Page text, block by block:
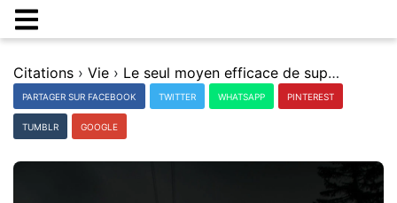
Citations › Vie › Le seul moyen efficace de supporter la vie, c'est d'oublier la vie.
PARTAGER SUR FACEBOOK TWITTER WHATSAPP PINTEREST
TUMBLR GOOGLE